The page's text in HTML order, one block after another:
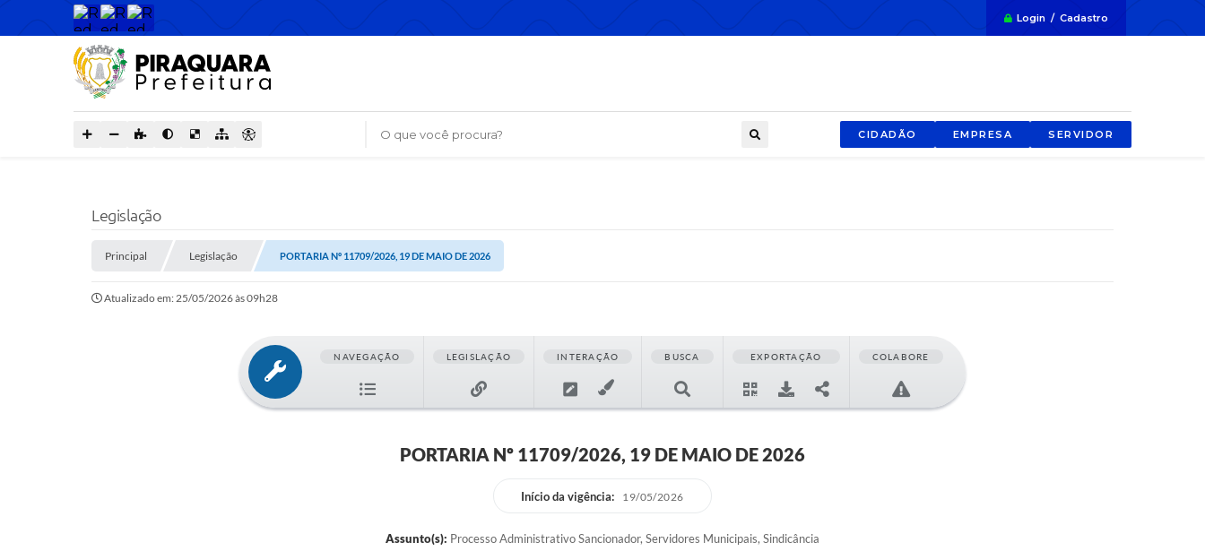
Login / Cadastro
O que você procura? CIDADÃO EMPRESA SERVIDOR
Legislação
Principal Legislação PORTARIA Nº 11709/2026, 19 DE MAIO DE 2026
Atualizado em: 25/05/2026 às 09h28
NAVEGAÇÃO LEGISLAÇÃO INTERAÇÃO BUSCA EXPORTAÇÃO COLABORE
PORTARIA Nº 11709/2026, 19 DE MAIO DE 2026
Início da vigência: 19/05/2026
Assunto(s): Processo Administrativo Sancionador, Servidores Municipais, Sindicância